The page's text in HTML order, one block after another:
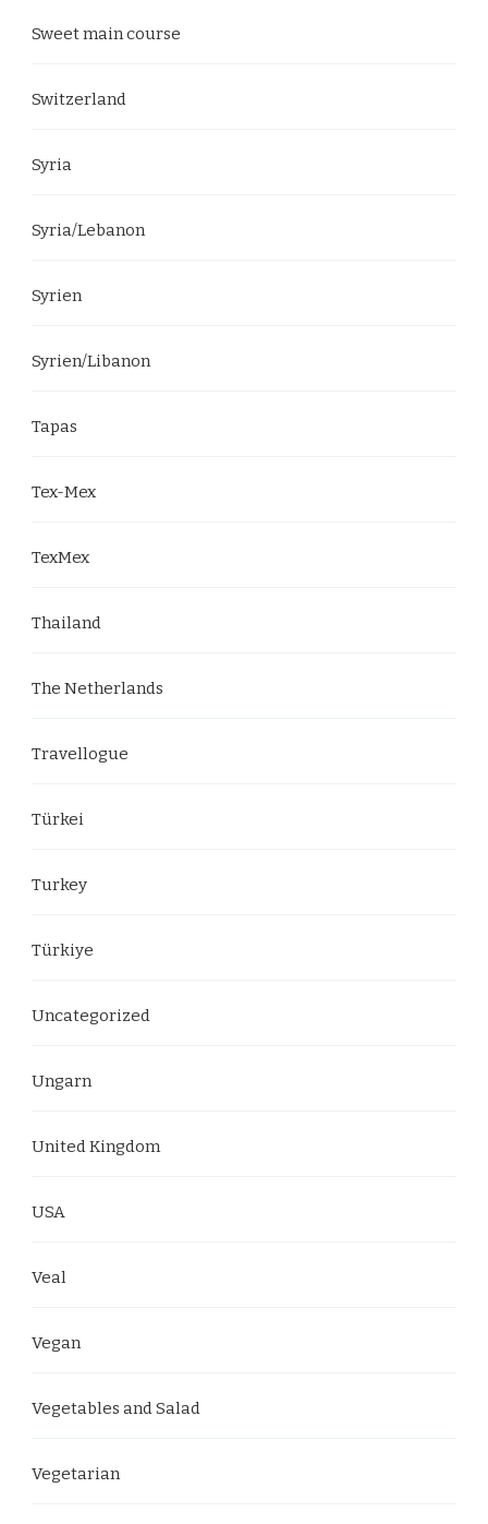
Sweet main course
Switzerland
Syria
Syria/Lebanon
Syrien
Syrien/Libanon
Tapas
Tex-Mex
TexMex
Thailand
The Netherlands
Travellogue
Türkei
Turkey
Türkiye
Uncategorized
Ungarn
United Kingdom
USA
Veal
Vegan
Vegetables and Salad
Vegetarian